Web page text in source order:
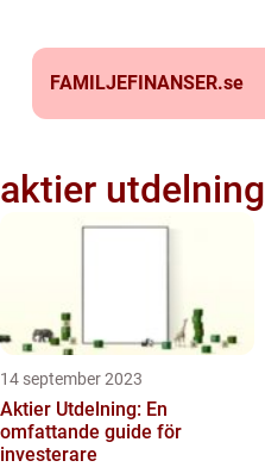
FAMILJEFINANSER.se
aktier utdelning
14 september 2023
Aktier Utdelning: En
omfattande guide för
investerare